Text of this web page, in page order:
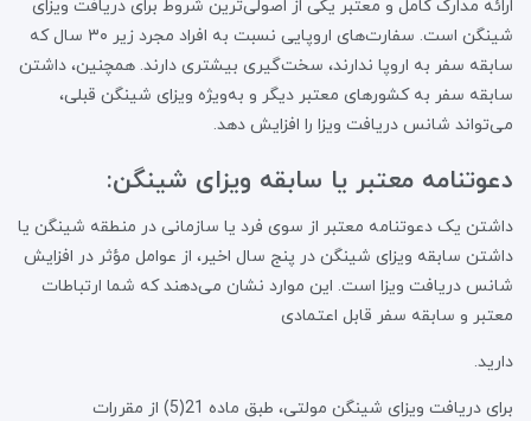
ارائه مدارک کامل و معتبر یکی از اصولی‌ترین شروط برای دریافت ویزای
شینگن است. سفارت‌های اروپایی نسبت به افراد مجرد زیر ۳۰ سال که
سابقه سفر به اروپا ندارند، سخت‌گیری بیشتری دارند. همچنین، داشتن
سابقه سفر به کشورهای معتبر دیگر و به‌ویژه ویزای شینگن قبلی،
می‌تواند شانس دریافت ویزا را افزایش دهد.
دعوتنامه معتبر یا سابقه ویزای شینگن:
داشتن یک دعوتنامه معتبر از سوی فرد یا سازمانی در منطقه شینگن یا
داشتن سابقه ویزای شینگن در پنج سال اخیر، از عوامل مؤثر در افزایش
شانس دریافت ویزا است. این موارد نشان می‌دهند که شما ارتباطات
معتبر و سابقه سفر قابل اعتمادی
دارید.
برای دریافت ویزای شینگن مولتی، طبق ماده 21(5) از مقررات